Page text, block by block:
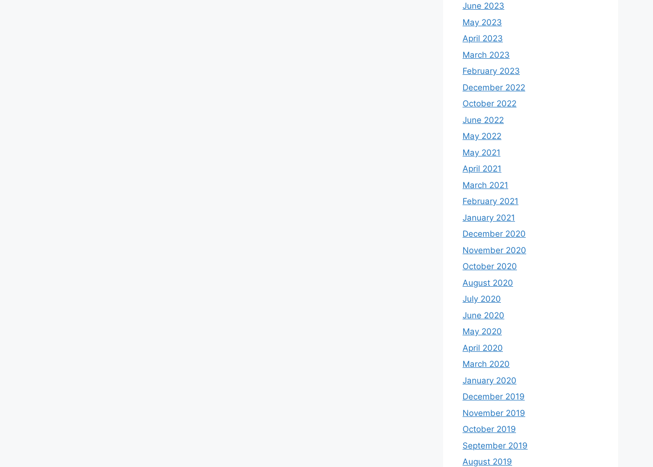
June 2023
May 2023
April 2023
March 2023
February 2023
December 2022
October 2022
June 2022
May 2022
May 2021
April 2021
March 2021
February 2021
January 2021
December 2020
November 2020
October 2020
August 2020
July 2020
June 2020
May 2020
April 2020
March 2020
January 2020
December 2019
November 2019
October 2019
September 2019
August 2019